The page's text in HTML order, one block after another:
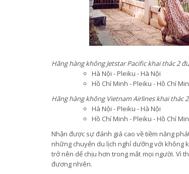
Hãng hàng không Jetstar Pacific khai thác 2
Hà Nội - Pleiku - Hà Nội
Hồ Chí Minh - Pleiku - Hồ Chí
Hãng hàng không Vietnam Airlines khai thác
Hà Nội - Pleiku - Hà Nội
Hồ Chí Minh - Pleiku - Hồ Chí
Nhận được sự đánh giá cao về tiềm năng
những chuyến du lịch nghỉ dưỡng với không
trở nên dể chịu hơn trong mắt mọi người. Vì
đương nhiên.